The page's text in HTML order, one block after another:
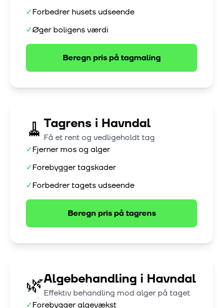
✓Forbedrer husets udseende
✓Øger boligens værdi
Beregn pris påtagmaling
🧹 Tagrens i Havndal
Få et rent og vedligeholdt tag
✓Fjerner mos og alger
✓Forebygger tagskader
✓Forbedrer tagets udseende
Beregn pris påtagrens
🌿Algebehandling i Havndal
Effektiv behandling mod alger på taget
✓Forebygger algevækst